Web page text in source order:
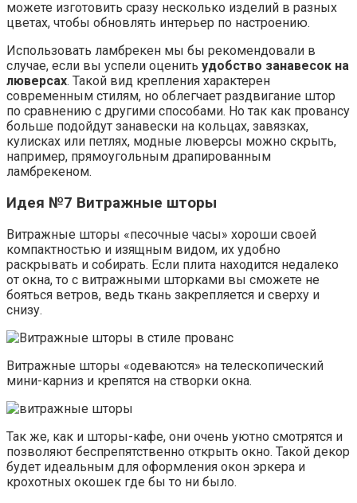
можете изготовить сразу несколько изделий в разных
цветах, чтобы обновлять интерьер по настроению.
Использовать ламбрекен мы бы рекомендовали в
случае, если вы успели оценить удобство занавесок на
люверсах. Такой вид крепления характерен
современным стилям, но облегчает раздвигание штор
по сравнению с другими способами. Но так как провансу
больше подойдут занавески на кольцах, завязках,
кулисках или петлях, модные люверсы можно скрыть,
например, прямоугольным драпированным
ламбрекеном.
Идея №7 Витражные шторы
Витражные шторы «песочные часы» хороши своей
компактностью и изящным видом, их удобно
раскрывать и собирать. Если плита находится недалеко
от окна, то с витражными шторками вы сможете не
бояться ветров, ведь ткань закрепляется и сверху и
снизу.
Витражные шторы «одеваются» на телескопический
мини-карниз и крепятся на створки окна.
Так же, как и шторы-кафе, они очень уютно смотрятся и
позволяют беспрепятственно открыть окно. Такой декор
будет идеальным для оформления окон эркера и
крохотных окошек где бы то ни было.